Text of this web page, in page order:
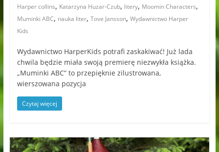
Harper collins, Katarzyna Huzar-Czub, litery, Moomin Characters,
Muminki ABC, nauka liter, Tove Jansson, Wydawnictwo Harper
Kids
Wydawnictwo HarperKids potrafi zaskakiwać! Już lada
chwila będzie miała swoją premierę niezwykła książka.
„Muminki ABC” to przepięknie zilustrowana,
wierszowana pozycja
Czytaj więcej